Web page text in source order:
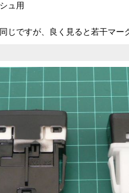
ュ用
じですが、良く見ると若干マー